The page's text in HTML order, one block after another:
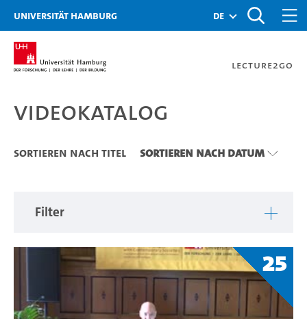
Zu den Filtern
Zur Metanavigation
Zur Hauptnavigation
Zur Suche
Zum Inhalt
Zum Seitenfuss
Universität Hamburg de
Lecture2Go
Videokatalog
Videokatalog
Sortieren nach Titel Sortieren nach Datum
Filter
25